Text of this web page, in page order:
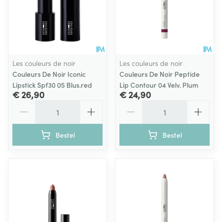
Les couleurs de noir
Couleurs De Noir Iconic
Lipstick Spf30 05 Blus.red
€ 26,90
Bestel
Les couleurs de noir
Couleurs De Noir Peptide
Lip Contour 04 Velv. Plum
€ 24,90
Bestel